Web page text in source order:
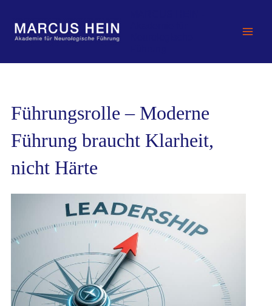
springen
Führungsrolle – Moderne
Führung braucht Klarheit,
nicht Härte